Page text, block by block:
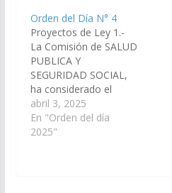
Nivel de Educación
Inicial", aprobado
mediante Resolución
N° 13/24 de la
Secretaría de
Planeamiento
Educativo y Desarrollo
Profesional Docente
del Ministerio de…
Orden del Día N° 4
Proyectos de Ley 1.-
La Comisión de SALUD
PUBLICA Y
SEGURIDAD SOCIAL,
ha considerado el
proyecto de Ley de la
señora Senadora
ALEJANDRA B.
abril 3, 2025
En "Orden del día
2025"